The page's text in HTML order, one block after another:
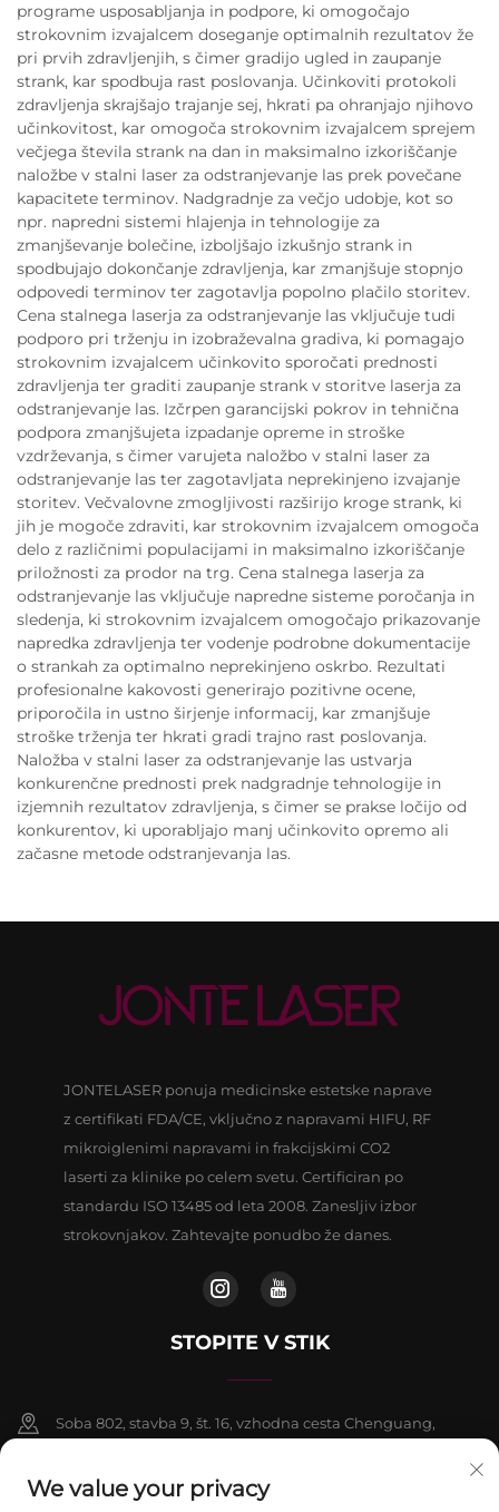
programe usposabljanja in podpore, ki omogočajo
strokovnim izvajalcem doseganje optimalnih rezultatov že
pri prvih zdravljenjih, s čimer gradijo ugled in zaupanje
strank, kar spodbuja rast poslovanja. Učinkoviti protokoli
zdravljenja skrajšajo trajanje sej, hkrati pa ohranjajo njihovo
učinkovitost, kar omogoča strokovnim izvajalcem sprejem
večjega števila strank na dan in maksimalno izkoriščanje
naložbe v stalni laser za odstranjevanje las prek povečane
kapacitete terminov. Nadgradnje za večjo udobje, kot so
npr. napredni sistemi hlajenja in tehnologije za
zmanjševanje bolečine, izboljšajo izkušnjo strank in
spodbujajo dokončanje zdravljenja, kar zmanjšuje stopnjo
odpovedi terminov ter zagotavlja popolno plačilo storitev.
Cena stalnega laserja za odstranjevanje las vključuje tudi
podporo pri trženju in izobraževalna gradiva, ki pomagajo
strokovnim izvajalcem učinkovito sporočati prednosti
zdravljenja ter graditi zaupanje strank v storitve laserja za
odstranjevanje las. Izčrpen garancijski pokrov in tehnična
podpora zmanjšujeta izpadanje opreme in stroške
vzdrževanja, s čimer varujeta naložbo v stalni laser za
odstranjevanje las ter zagotavljata neprekinjeno izvajanje
storitev. Večvalovne zmogljivosti razširijo kroge strank, ki
jih je mogoče zdraviti, kar strokovnim izvajalcem omogoča
delo z različnimi populacijami in maksimalno izkoriščanje
priložnosti za prodor na trg. Cena stalnega laserja za
odstranjevanje las vključuje napredne sisteme poročanja in
sledenja, ki strokovnim izvajalcem omogočajo prikazovanje
napredka zdravljenja ter vodenje podrobne dokumentacije
o strankah za optimalno neprekinjeno oskrbo. Rezultati
profesionalne kakovosti generirajo pozitivne ocene,
priporočila in ustno širjenje informacij, kar zmanjšuje
stroške trženja ter hkrati gradi trajno rast poslovanja.
Naložba v stalni laser za odstranjevanje las ustvarja
konkurenčne prednosti prek nadgradnje tehnologije in
izjemnih rezultatov zdravljenja, s čimer se prakse ločijo od
konkurentov, ki uporabljajo manj učinkovito opremo ali
začasne metode odstranjevanja las.
JONTELASER ponuja medicinske estetske naprave
z certifikati FDA/CE, vključno z napravami HIFU, RF
mikroiglenimi napravami in frakcijskimi CO2
laserti za klinike po celem svetu. Certificiran po
standardu ISO 13485 od leta 2008. Zanesljiv izbor
strokovnjakov. Zahtevajte ponudbo že danes.
STOPITE V STIK
Soba 802, stavba 9, št. 16, vzhodna cesta Chenguang,
+86-13911459627
We value your privacy